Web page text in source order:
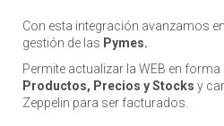
Con esta integración avanzamos
gestión de las Pymes.
Permite actualizar la WEB en
Productos, Precios y Stocks y
Zeppelin para ser facturados.